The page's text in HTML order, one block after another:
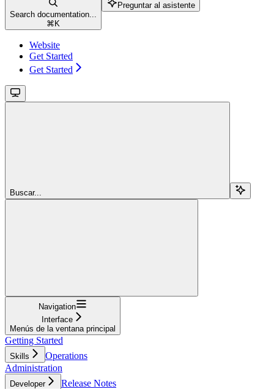
Search documentation...
⌘ K
Preguntar al asistente
Website
Get Started
Get Started
Buscar...
Navigation
Interface
Menús de la ventana principal
Getting Started
Skills
Operations
Administration
Developer Release Notes